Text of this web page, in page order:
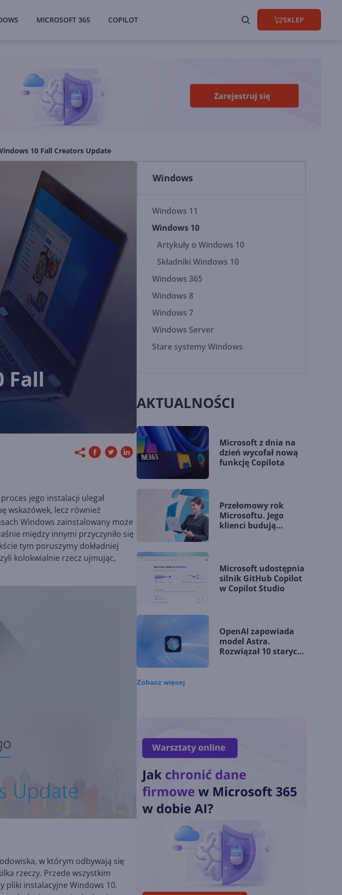
MICROSOFT 365 COPILOT SKLEP
10 Fall Creators Update
Fall
jego instalacji ulegał
wskazówek, lecz również
Windows zainstalowany może
między innymi przyczyniło się
tym poruszymy dokładniej
kolokwialnie rzecz ujmując,
w którym odbywają się
rzeczy. Przede wszystkim
pliki instalacyjne Windows 10.
Windows
Windows 11
Windows 10
Artykuły o Windows 10
Składniki Windows 10
Windows 365
Windows 8
Windows 7
Windows Server
Stare systemy Windows
AKTUALNOŚCI
Microsoft z dnia na
dzień wycofał nową
funkcję Copilota
Przełomowy rok
Microsoftu. Jego
klienci budują
Microsoft udostępnia
silnik GitHub Copilot
w Copilot Studio
OpenAI zapowiada
model Astra.
Rozwiązał 10 starych
Lista zmian w
Microsoft 365 Copilot.
Podsumowanie lipca
2026
modeli GPT-5.6.
Odpowiedź na presję
Chin
Miliardy z AI i
Zobaczwięcej